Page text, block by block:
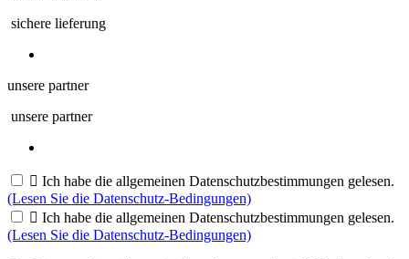
sichere lieferung
unsere partner
unsere partner
 Ich habe die allgemeinen Datenschutzbestimmungen gelesen.
(Lesen Sie die Datenschutz-Bedingungen)
 Ich habe die allgemeinen Datenschutzbestimmungen gelesen.
(Lesen Sie die Datenschutz-Bedingungen)